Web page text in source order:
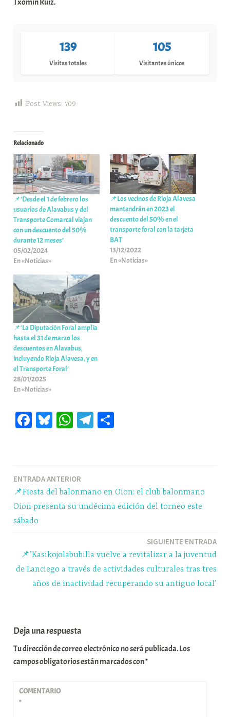
139
Visitas totales
105
Visitantes únicos
Post Views: 709
Relacionado
📌’Desde el 1 de febrero los
usuarios de Alavabus y del
Transporte Comarcal viajan
con un descuento del 50%
durante 12 meses’
05/02/2024
En «Noticias»
📌Los vecinos de Rioja Alavesa
mantendrán en 2023 el
descuento del 50% en el
transporte foral con la tarjeta
BAT
13/12/2022
En «Noticias»
📌’La Diputación Foral amplía
hasta el 31 de marzo los
descuentos en Alavabus,
incluyendo Rioja Alavesa, y en
el Transporte Foral’
28/01/2025
En «Noticias»
Fa Bl W
pp
Te
m rti
r
Navegación
de
entradas
ENTRADA ANTERIOR
📌Fiesta del balonmano en Oion: el club balonmano
Oion presenta su undécima edición del torneo este
sábado
SIGUIENTE ENTRADA
📌’Kasikojolabubilla vuelve a revitalizar a la juventud
de Lanciego a través de actividades culturales tras tres
años de inactividad recuperando su antiguo local’
Deja una respuesta
Tu dirección de correo electrónico no será publicada.Los
campos obligatorios están marcados con*
COMENTARIO
*